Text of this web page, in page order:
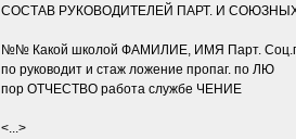
СОСТАВ РУКОВОДИТЕЛЕЙ ПАРТ. И
№№ Какой школой ФАМИЛИЕ, ИМЯ Парт.
по руководит и стаж ложение пропаг. по ЛЮ
пор ОТЧЕСТВО работа службе ЧЕНИЕ
<...>